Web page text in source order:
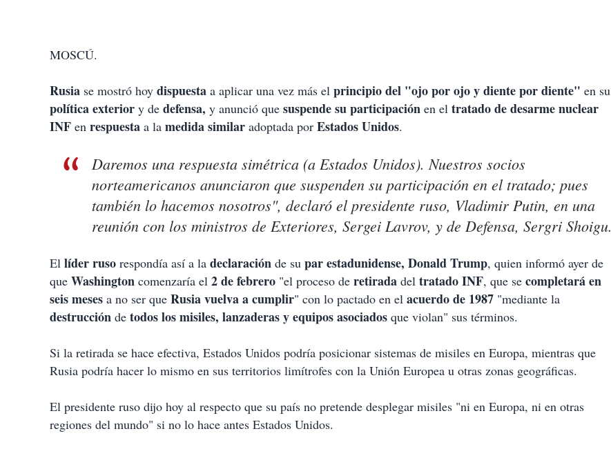
MOSCÚ.
Rusia se mostró hoy dispuesta a aplicar una vez más el principio del "ojo por ojo y diente por diente" en su
política exterior y de defensa, y anunció que suspende su participación en el tratado de desarme nuclear
INF en respuesta a la medida similar adoptada por Estados Unidos.
Daremos una respuesta simétrica (a Estados Unidos). Nuestros socios
norteamericanos anunciaron que suspenden su participación en el tratado; pues
también lo hacemos nosotros", declaró el presidente ruso, Vladimir Putin, en una
reunión con los ministros de Exteriores, Sergei Lavrov, y de Defensa, Sergri Shoigu.
El líder ruso respondía así a la declaración de su par estadunidense, Donald Trump, quien informó ayer de
que Washington comenzaría el 2 de febrero "el proceso de retirada del tratado INF, que se completará en
seis meses a no ser que Rusiavuelva a cumplir" con lo pactado en el acuerdo de 1987 "mediante la
destrucción de todos los misiles, lanzaderas y equipos asociados que violan" sus términos.
Si la retirada se hace efectiva, Estados Unidos podría posicionar sistemas de misiles en Europa, mientras que
Rusia podría hacer lo mismo en sus territorios limítrofes con la Unión Europea u otras zonas geográficas.
El presidente ruso dijo hoy al respecto que su país no pretende desplegar misiles "ni en Europa, ni en otras
regiones del mundo" si no lo hace antes Estados Unidos.